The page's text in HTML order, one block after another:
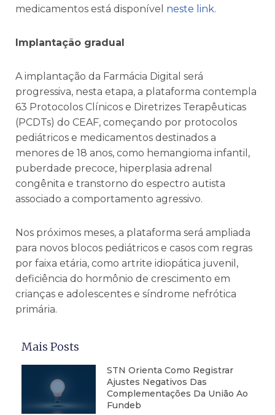
medicamentos está disponível neste link.
Implantação gradual
A implantação da Farmácia Digital será
progressiva, nesta etapa, a plataforma contempla
63 Protocolos Clínicos e Diretrizes Terapêuticas
(PCDTs) do CEAF, começando por protocolos
pediátricos e medicamentos destinados a
menores de 18 anos, como hemangioma infantil,
puberdade precoce, hiperplasia adrenal
congênita e transtorno do espectro autista
associado a comportamento agressivo.
Nos próximos meses, a plataforma será ampliada
para novos blocos pediátricos e casos com regras
por faixa etária, como artrite idiopática juvenil,
deficiência do hormônio de crescimento em
crianças e adolescentes e síndrome nefrótica
primária.
Mais Posts
STN Orienta Como Registrar
Ajustes Negativos Das
Complementações Da União Ao
Fundeb